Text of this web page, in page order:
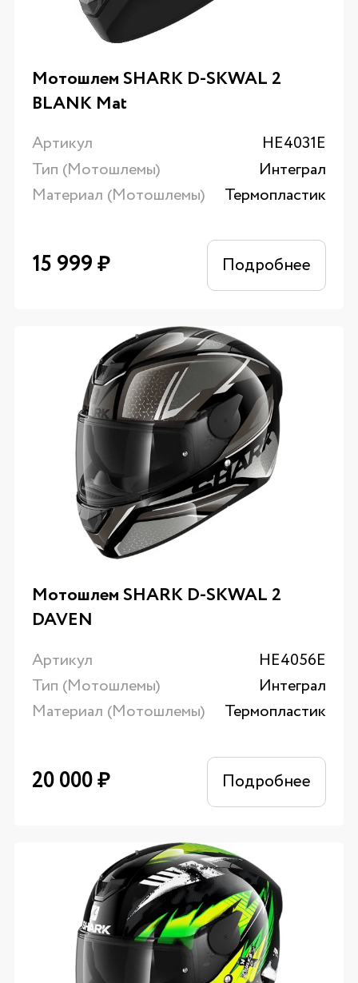
Мотошлем SHARK D-SKWAL 2
BLANK Mat
Артикул
HE4031E
Тип (Мотошлемы)
Интеграл
Материал (Мотошлемы)
Термопластик
15 999₽ Подробнее
Мотошлем SHARK D-SKWAL 2
DAVEN
Артикул
HE4056E
Тип (Мотошлемы)
Интеграл
Материал (Мотошлемы)
Термопластик
20 000₽ Подробнее